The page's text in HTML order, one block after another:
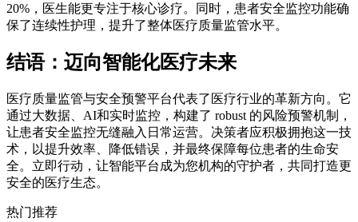
20%，医生能更专注于核心诊疗。同时，患者安全监控功能确
保了连续性护理，提升了整体医疗质量监管水平。
结语：迈向智能化医疗未来
医疗质量监管与安全预警平台代表了医疗行业的革新方向。它
通过大数据、AI和实时监控，构建了 robust 的风险预警机制，
让患者安全监控无缝融入日常运营。决策者应积极拥抱这一技
术，以提升效率、降低错误，并最终保障每位患者的生命安
全。立即行动，让智能平台成为您机构的守护者，共同打造更
安全的医疗生态。
热门推荐